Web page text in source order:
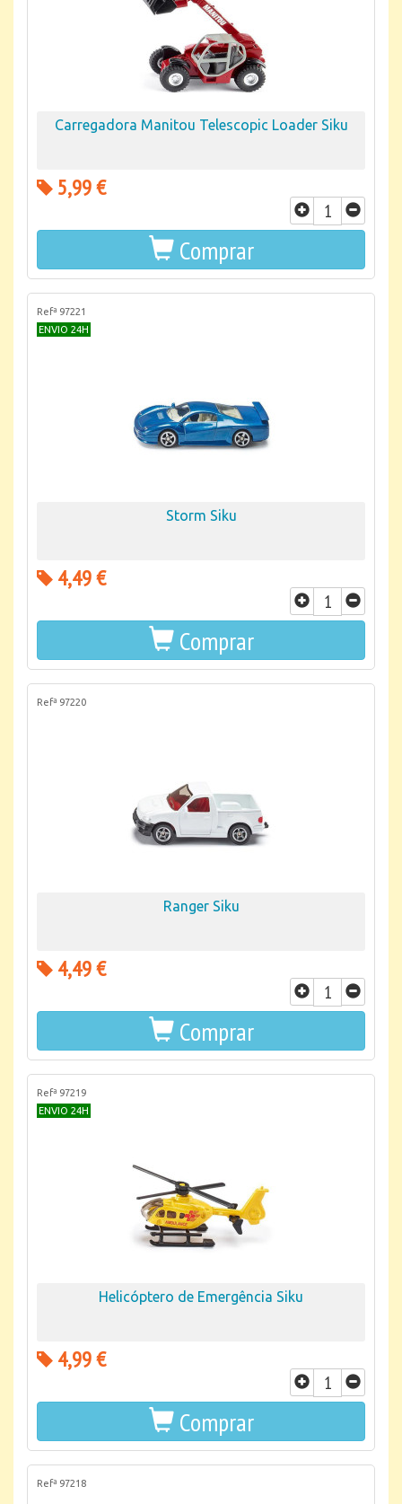
Carregadora Manitou Telescopic Loader Siku
5,99 €
Comprar
Refª 97221
ENVIO 24H
Storm Siku
4,49 €
Comprar
Refª 97220
Ranger Siku
4,49 €
Comprar
Refª 97219
ENVIO 24H
Helicóptero de Emergência Siku
4,99 €
Comprar
Refª 97218